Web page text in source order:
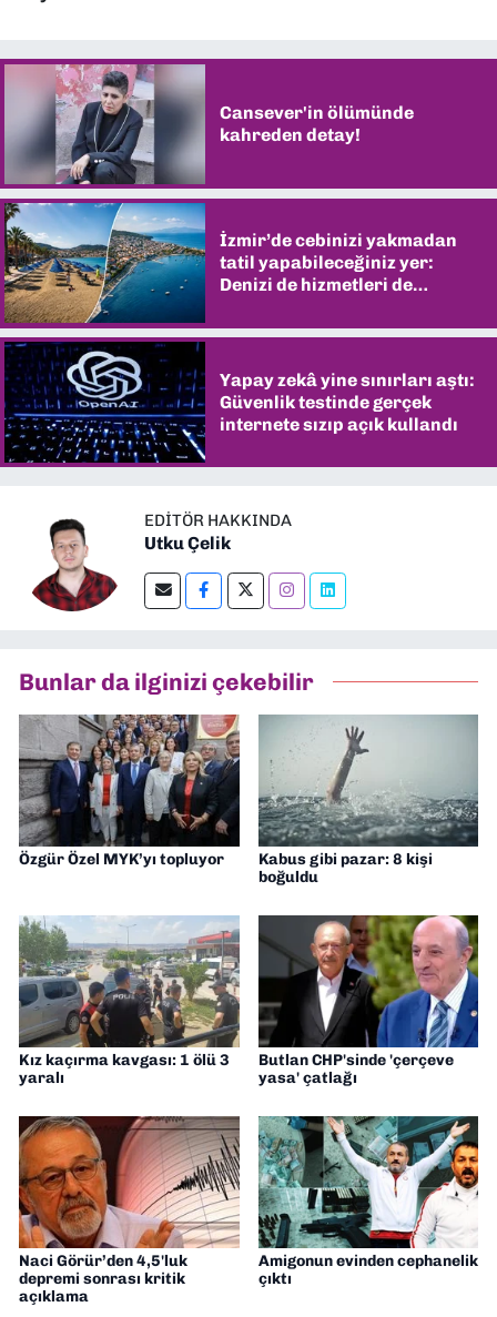
Cansever'in ölümünde
kahreden detay!
İzmir’de cebinizi yakmadan
tatil yapabileceğiniz yer:
Denizi de hizmetleri de
Yapay zekâ yine sınırları aştı:
Güvenlik testinde gerçek
internete sızıp açık kullandı
EDITÖR HAKKINDA
Utku Çelik
Bunlar da ilginizi çekebilir
Özgür Özel MYK’yı topluyor
Kabus gibi pazar: 8 kişi
boğuldu
Kız kaçırma kavgası: 1 ölü 3
yaralı
Butlan CHP'sinde 'çerçeve
yasa' çatlağı
Naci Görür’den 4,5'luk
depremi sonrası kritik
açıklama
Amigonun evinden cephanelik
çıktı